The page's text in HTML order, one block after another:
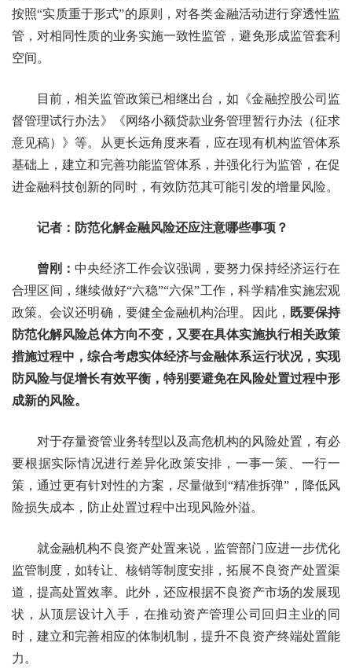
按照“实质重于形式”的原则，对各类金融活动进行穿透性监
管，对相同性质的业务实施一致性监管，避免形成监管套利
空间。
目前，相关监管政策已相继出台，如《金融控股公司监
督管理试行办法》《网络小额贷款业务管理暂行办法（征求
意见稿）》等。从更长远角度来看，应在现有机构监管体系
基础上，建立和完善功能监管体系，并强化行为监管，在促
进金融科技创新的同时，有效防范其可能引发的增量风险。
记者：防范化解金融风险还应注意哪些事项？
曾刚： 中央经济工作会议强调，要努力保持经济运行在
合理区间，继续做好“六稳”“六保”工作，科学精准实施宏观
政策。会议还明确，要健全金融机构治理。因此， 既要保持
防范化解风险总体方向不变，又要在具体实施执行相关政策
措施过程中，综合考虑实体经济与金融体系运行状况，实现
防风险与促增长有效平衡，特别要避免在风险处置过程中形
成新的风险。
对于存量资管业务转型以及高危机构的风险处置，有必
要根据实际情况进行差异化政策安排，一事一策、一行一
策，通过更有针对性的方案，尽量做到“精准拆弹”，降低风
险损失成本，防止处置过程中出现风险外溢。
就金融机构不良资产处置来说，监管部门应进一步优化
监管制度，如转让、核销等制度安排，拓展不良资产处置渠
道，提高处置效率。此外，还应根据不良资产市场的发展现
状，从顶层设计入手，在推动资产管理公司回归主业的同
时，建立和完善相应的体制机制，提升不良资产终端处置能
力。